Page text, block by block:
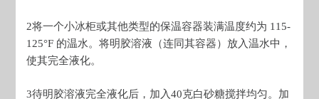
2将一个小冰柜或其他类型的保温容器装满温度约为 115-
125°F 的温水。将明胶溶液（连同其容器）放入温水中，
使其完全液化。
3待明胶溶液完全液化后，加入40克白砂糖搅拌均匀。加